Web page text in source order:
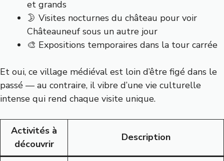
et grands
🌛 Visites nocturnes du château pour voir
Châteauneuf sous un autre jour
🎨 Expositions temporaires dans la tour carrée
Et oui, ce village médiéval est loin d’être figé dans le
passé — au contraire, il vibre d’une vie culturelle
intense qui rend chaque visite unique.
Activités à
découvrir
Description